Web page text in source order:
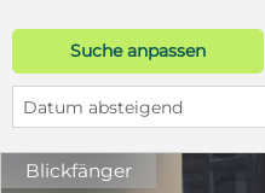
Suche anpassen
Datum absteigend
Blickfänger